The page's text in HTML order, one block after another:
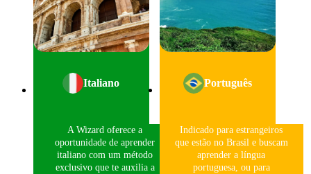
Italiano
A Wizard oferece a
oportunidade de aprender
italiano com um método
exclusivo que te auxilia a
Português
Indicado para estrangeiros
que estão no Brasil e buscam
aprender a língua
portuguesa, ou para